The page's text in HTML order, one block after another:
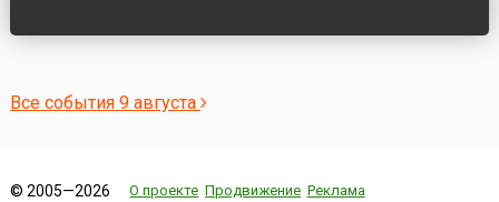
Все события 9 августа
© 2005—2026
О проекте Продвижение Реклама